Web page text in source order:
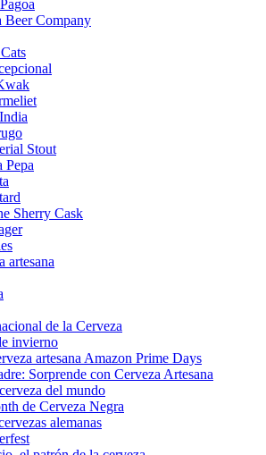
Beer Company
Stout
Pepa
Sherry Cask
artesana
de la Cerveza
invierno
artesana Amazon Prime Days
Sorprende con Cerveza Artesana
del mundo
de Cerveza Negra
alemanas